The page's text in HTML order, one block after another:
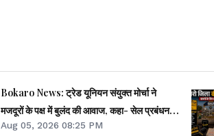
Bokaro News: ट्रेड यूनियन संयुक्त मोर्चा ने
मजदूरों के पक्ष में बुलंद की आवाज, कहा- सेल प्रबंधन
को झुकना पड़ेगा
Aug 05, 2026 08:25 PM